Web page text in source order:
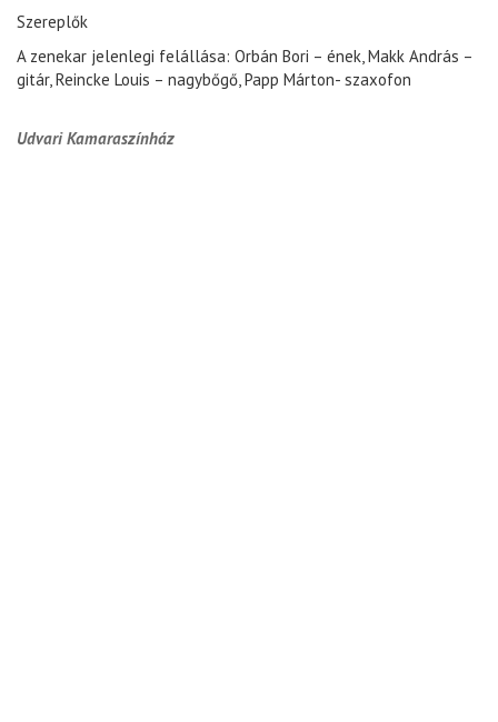
Szereplők
A zenekar jelenlegi felállása: Orbán Bori – ének, Makk András –
gitár, Reincke Louis – nagybőgő, Papp Márton- szaxofon
Udvari Kamaraszínház